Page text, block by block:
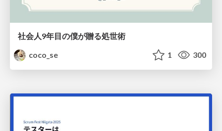
社会人9年目の僕が贈る処世術
coco_se
1 300